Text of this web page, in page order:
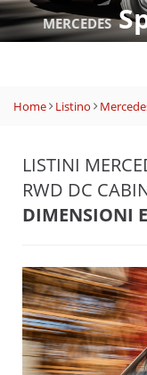
MERCEDES
Home Listino
LISTINI
RWD DC
DIMENSIONI